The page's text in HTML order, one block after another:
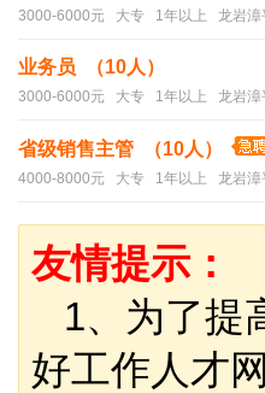
3000-6000元 大专 1年以上 龙岩漳
业务员 （10人）
3000-6000元 大专 1年以上 龙岩漳
省级销售主管 （10人）
4000-8000元 大专 1年以上 龙岩漳
友情提示：
1、为了提
好工作人才